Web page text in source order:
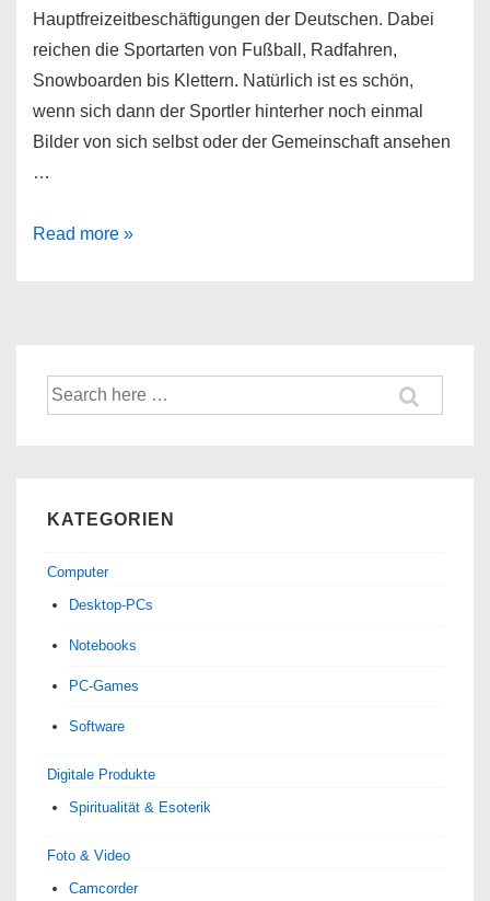
Hauptfreizeitbeschäftigungen der Deutschen. Dabei
reichen die Sportarten von Fußball, Radfahren,
Snowboarden bis Klettern. Natürlich ist es schön,
wenn sich dann der Sportler hinterher noch einmal
Bilder von sich selbst oder der Gemeinschaft ansehen
…
VTIN
HD
Read more »
Suche
nach:
KATEGORIEN
Computer
Desktop-PCs
Notebooks
PC-Games
Software
Digitale Produkte
Spiri­tua­lität & Esoterik
Foto & Video
Camcorder